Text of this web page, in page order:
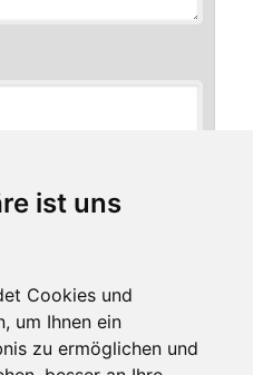
ist uns
Cookies und
um Ihnen ein
zu ermöglichen und